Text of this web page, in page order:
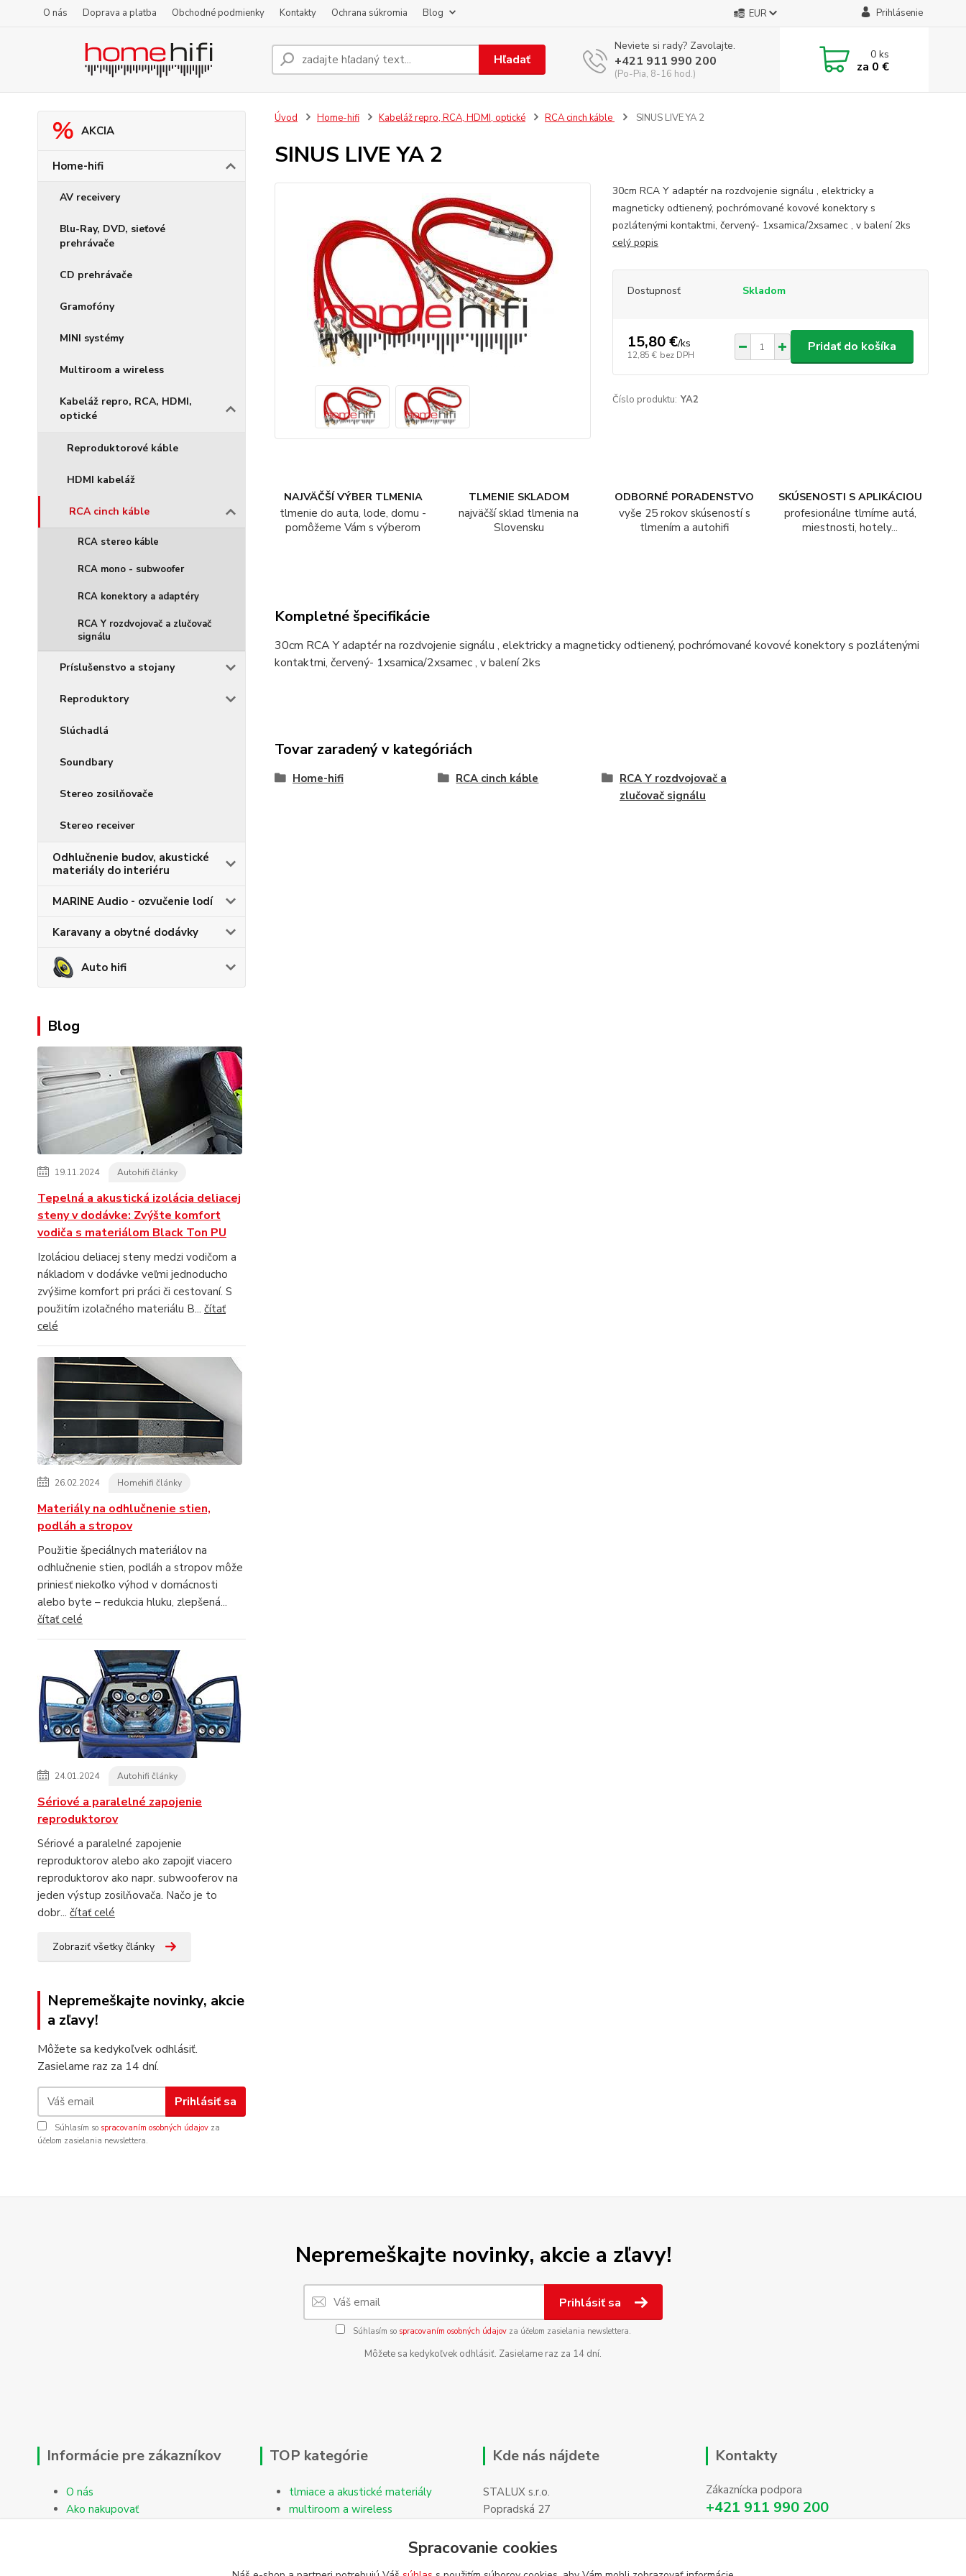
O nás Doprava a platba Obchodné podmienky Kontakty Ochrana súkromia Blog EUR Prihlásenie
Hľadať
Neviete si rady? Zavolajte.
+421 911 990 200
(Po-Pia, 8-16 hod.)
0ks
za 0 €
AKCIA
Home-hifi
AV receivery
Blu-Ray, DVD, sieťové
prehrávače
CD prehrávače
Gramofóny
MINI systémy
Multiroom a wireless
Kabeláž repro, RCA, HDMI,
optické
Reproduktorové káble
HDMI kabeláž
RCA cinch káble
RCA stereo káble
RCA mono - subwoofer
RCA konektory a adaptéry
RCA Y rozdvojovač a zlučovač
signálu
Príslušenstvo a stojany
Reproduktory
Slúchadlá
Soundbary
Stereo zosilňovače
Stereo receiver
Odhlučnenie budov, akustické
materiály do interiéru
MARINE Audio - ozvučenie lodí
Karavany a obytné dodávky
Auto hifi
Blog
19.11.2024 Autohifi články
Tepelná a akustická izolácia deliacej
steny v dodávke: Zvýšte komfort
vodiča s materiálom Black Ton PU
Izoláciou deliacej steny medzi vodičom a
nákladom v dodávke veľmi jednoducho
zvýšime komfort pri práci či cestovaní. S
použitím izolačného materiálu B... čítať
celé
26.02.2024 Homehifi články
Materiály na odhlučnenie stien,
podláh a stropov
Použitie špeciálnych materiálov na
odhlučnenie stien, podláh a stropov môže
priniesť niekoľko výhod v domácnosti
alebo byte – redukcia hluku, zlepšená...
čítať celé
24.01.2024 Autohifi články
Sériové a paralelné zapojenie
reproduktorov
Sériové a paralelné zapojenie
reproduktorov alebo ako zapojiť viacero
reproduktorov ako napr. subwooferov na
jeden výstup zosilňovača. Načo je to
dobr... čítať celé
Zobraziť všetky články
Nepremeškajte novinky, akcie
a zľavy!
Môžete sa kedykoľvek odhlásiť.
Zasielame raz za 14 dní.
Prihlásiť sa
Súhlasím so spracovaním osobných údajov za
účelom zasielania newslettera.
Úvod Home-hifi Kabeláž repro, RCA, HDMI, optické RCA cinch káble SINUS LIVE YA 2
SINUS LIVE YA 2
30cm RCA Y adaptér na rozdvojenie signálu , elektricky a
magneticky odtienený, pochrómované kovové konektory s
pozlátenými kontaktmi, červený- 1xsamica/2xsamec , v balení 2ks
celý popis
Dostupnosť Skladom
15,80 €/ks
12,85 € bez DPH
Pridať do košíka
Číslo produktu: YA2
NAJVÄČŠÍ VÝBER TLMENIA
tlmenie do auta, lode, domu -
pomôžeme Vám s výberom
TLMENIE SKLADOM
najväčší sklad tlmenia na
Slovensku
ODBORNÉ PORADENSTVO
vyše 25 rokov skúseností s
tlmením a autohifi
SKÚSENOSTI S APLIKÁCIOU
profesionálne tlmíme autá,
miestnosti, hotely...
Kompletné špecifikácie
30cm RCA Y adaptér na rozdvojenie signálu , elektricky a magneticky odtienený, pochrómované kovové konektory s pozlátenými
kontaktmi, červený- 1xsamica/2xsamec , v balení 2ks
Tovar zaradený v kategóriách
Home-hifi RCA cinch káble
RCA Y rozdvojovač a
zlučovač signálu
Nepremeškajte novinky, akcie a zľavy!
Prihlásiť sa
Súhlasím so spracovaním osobných údajovza účelom zasielania newslettera.
Môžete sa kedykoľvek odhlásiť. Zasielame raz za 14 dní.
Informácie pre zákazníkov
O nás
Ako nakupovať
TOP kategórie
tlmiace a akustické materiály
multiroom a wireless
Kde nás nájdete
STALUX s.r.o.
Popradská 27
Kontakty
Zákaznícka podpora
+421 911 990 200
Spracovanie cookies